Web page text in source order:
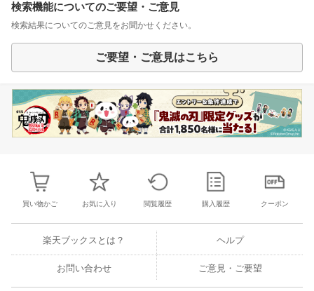
検索機能についてのご要望・ご意見
検索結果についてのご意見をお聞かせください。
ご要望・ご意見はこちら
買い物かご お気に入り 閲覧履歴 購入履歴 クーポン
楽天ブックスとは？ ヘルプ
お問い合わせ ご意見・ご要望